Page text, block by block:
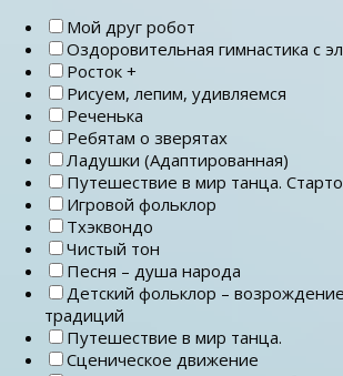
Мой друг робот
Оздоровительная гимнастика с
Росток +
Рисуем, лепим, удивляемся
Реченька
Ребятам о зверятах
Ладушки (Адаптированная)
Путешествие в мир танца.
Игровой фольклор
Тхэквондо
Чистый тон
Песня – душа народа
Детский фольклор –
традиций
Путешествие в мир танца.
Сценическое движение